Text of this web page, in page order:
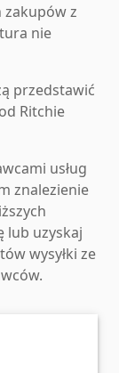
zakupów z
nie
przedstawić
Ritchie
usług
znalezienie
lub uzyskaj
wysyłki ze